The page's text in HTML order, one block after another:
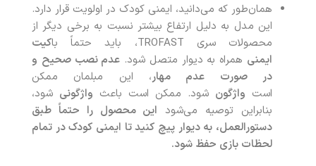
همان‌طور که می‌دانید، ایمنی کودک در اولویت قرار دارد.
این مدل به دلیل ارتفاع بیشتر نسبت به برخی دیگر از
محصولات سری TROFAST، باید حتماً با
کیت
ایمنی همراه به دیوار متصل شود. عدم نصب صحیح و
در صورت عدم مهار، این مبلمان ممکن
است واژگون شود. ممکن است باعث واژگونی شود،
بنابراین توصیه می‌شود این محصول را حتماً طبق
دستورالعمل، به دیوار پیچ کنید تا ایمنی کودک در تمام
لحظات بازی حفظ شود.